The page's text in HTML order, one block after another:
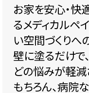
お家を安心・快
るメディカルペ
い空間づくりへ
壁に塗るだけで
どの悩みが軽減
もちろん、病院